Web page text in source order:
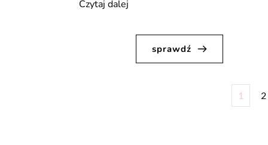
Czytaj dalej
XVI
Niedziela
sprawdź
1 2